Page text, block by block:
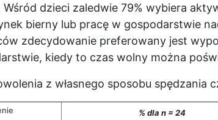
dzieci zaledwie 79% wybiera
bierny lub pracę w gospodarstwie
zdecydowanie preferowany jest
kiedy to czas wolny można
z własnego sposobu spędzania
% dla n = 24